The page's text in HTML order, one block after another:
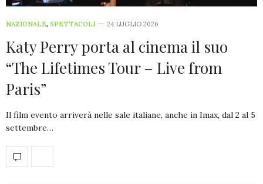
NAZIONALE, SPETTACOLI 24 LUGLIO 2026
Katy Perry porta al cinema il suo
“The Lifetimes Tour – Live from
Paris”
Il film evento arriverà nelle sale italiane, anche in Imax, dal 2 al 5
settembre…